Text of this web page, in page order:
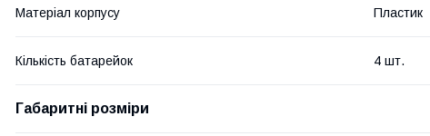
Матеріал корпусу Пластик
Кількість батарейок 4 шт.
Габаритні розміри